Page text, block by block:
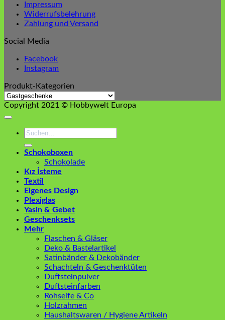
Impressum
Widerrufsbelehrung
Zahlung und Versand
Social Media
Facebook
Instagram
Produkt-Kategorien
Copyright 2021 © Hobbywelt Europa
Suchen
Schokoboxen
Schokolade
Kız İsteme
Textil
Eigenes Design
Plexiglas
Yasin & Gebet
Geschenksets
Mehr
Flaschen & Gläser
Deko & Bastelartikel
Satinbänder & Dekobänder
Schachteln & Geschenktüten
Duftsteinpulver
Duftsteinfarben
Rohseife & Co
Holzrahmen
Haushaltswaren / Hygiene Artikeln